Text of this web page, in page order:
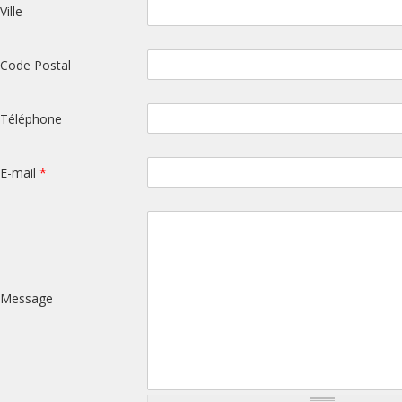
Ville
Code Postal
Téléphone
E-mail *
Message